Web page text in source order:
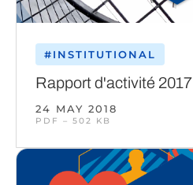
#INSTITUTIONAL
Rapport d'activité 2017
24 MAY 2018
PDF – 502 KB